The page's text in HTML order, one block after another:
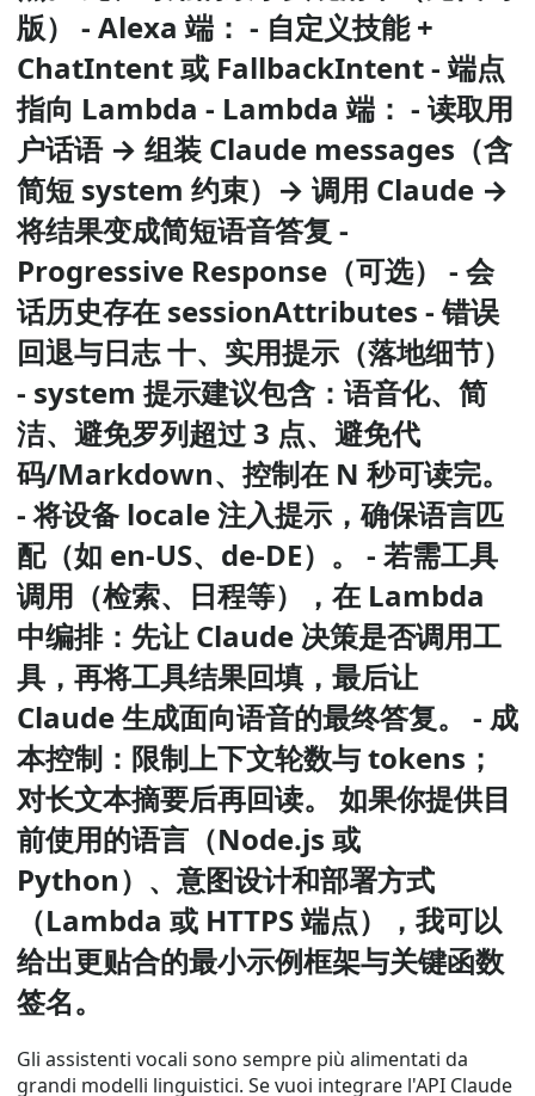
版） - Alexa 端： - 自定义技能 +
ChatIntent 或 FallbackIntent - 端点
指向 Lambda - Lambda 端： - 读取用
户话语 → 组装 Claude messages（含
简短 system 约束）→ 调用 Claude →
将结果变成简短语音答复 -
Progressive Response（可选） - 会
话历史存在 sessionAttributes - 错误
回退与日志 十、实用提示（落地细节）
- system 提示建议包含：语音化、简
洁、避免罗列超过 3 点、避免代
码/Markdown、控制在 N 秒可读完。
- 将设备 locale 注入提示，确保语言匹
配（如 en-US、de-DE）。 - 若需工具
调用（检索、日程等），在 Lambda
中编排：先让 Claude 决策是否调用工
具，再将工具结果回填，最后让
Claude 生成面向语音的最终答复。 - 成
本控制：限制上下文轮数与 tokens；
对长文本摘要后再回读。 如果你提供目
前使用的语言（Node.js 或
Python）、意图设计和部署方式
（Lambda 或 HTTPS 端点），我可以
给出更贴合的最小示例框架与关键函数
签名。
Gli assistenti vocali sono sempre più alimentati da
grandi modelli linguistici. Se vuoi integrare l'API Claude